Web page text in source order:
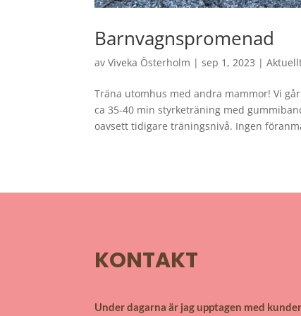
Barnvagnspromenad
avViveka Österholm |sep 1, 2023 |
Träna utomhus med andra mammor! Vi
ca 35-40 min styrketräning med
oavsett tidigare träningsnivå. Ingen
KONTAKT
Under dagarna är jag upptagen med kunder.